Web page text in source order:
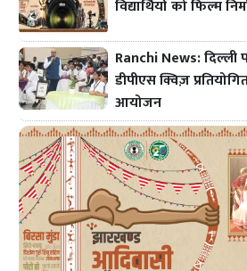
विद्यार्थियों को फिल्म
Ranchi News:
डीपीएस क्विज़
आयोजन